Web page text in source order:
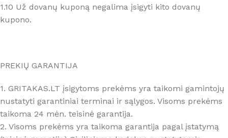
1.10 Už dovanų kuponą negalima įsigyti kito dovanų
kupono.
PREKIŲ GARANTIJA
1. GRITAKAS.LT įsigytoms prekėms yra taikomi gamintojų
nustatyti garantiniai terminai ir sąlygos. Visoms prekėms
taikoma 24 mėn. teisinė garantija.
2. Visoms prekėms yra taikoma garantija pagal įstatymą